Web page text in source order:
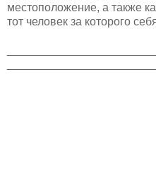
местоположение, а также
тот человек за которого